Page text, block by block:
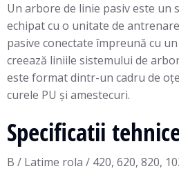
Un arbore de linie pasiv este un
echipat cu o unitate de
pasive conectate împreună cu
creează liniile sistemului de
este format dintr-un cadru de
curele PU și amestecuri.
Specificatii
B / Latime rola / 420, 620, 820,